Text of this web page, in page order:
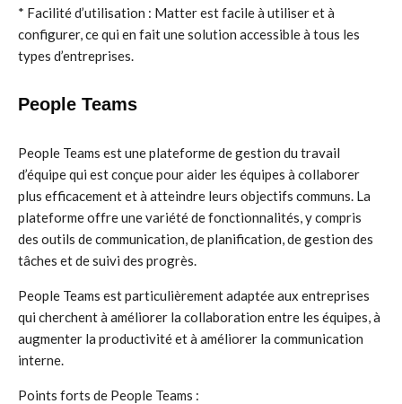
* Facilité d’utilisation : Matter est facile à utiliser et à
configurer, ce qui en fait une solution accessible à tous les
types d’entreprises.
People Teams
People Teams est une plateforme de gestion du travail
d’équipe qui est conçue pour aider les équipes à collaborer
plus efficacement et à atteindre leurs objectifs communs. La
plateforme offre une variété de fonctionnalités, y compris
des outils de communication, de planification, de gestion des
tâches et de suivi des progrès.
People Teams est particulièrement adaptée aux entreprises
qui cherchent à améliorer la collaboration entre les équipes, à
augmenter la productivité et à améliorer la communication
interne.
Points forts de People Teams :